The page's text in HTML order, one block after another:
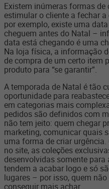
Existem inúmeras formas de
estimular o cliente a fechar
por exemplo, existe uma
cheguem antes do Natal –
data está chegando é uma
Na loja física, a informação
de compra de um certo item
produto para “se garantir”.
A temporada de Natal é tão
oportunidade para
em categorias mais
pedidos são definidos com
não tem jeito: quem chegar
marketing, comunicar quais
uma forma de criar
no site, as coleções
desenvolvidas somente
tendem a acabar logo e só
lugares – por isso, quem
conseguir mais achar.